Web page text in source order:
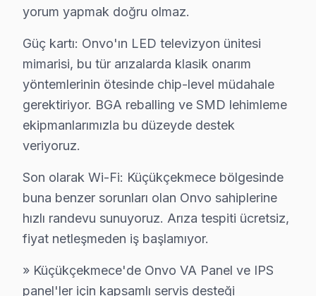
Onvo TV İçin Küçükçekmece'deki Hizmet
Onvo ekran'niz için Küçükçekmece'de profesyonel
Görüntü Arızaları: Onvo'ın VA Panel ve IPS
Elektronik Kart Servisi: Güç kaynağı kapasitör
Yazılım Müdahalesi: LED televizyon ünitesi
LED ve Aydınlatma: Backlight şerit tamiri veya
Küçükçekmece'de Onvo TV Tamir Maliyetleri
Küçükçekmece'de Onvo akıllı TV tamiri
Teşhis ücretsiz. Cihazınızı inceledikten sonra arıza
Fiyatlar neye göre değişir: Arıza tipi, ekran boyutu ve
yorum yapmak doğru olmaz.
Güç kartı: Onvo'ın LED televizyon ünitesi
mimarisi, bu tür arızalarda klasik onarım
yöntemlerinin ötesinde chip-level müdahale
gerektiriyor. BGA reballing ve SMD lehimleme
ekipmanlarımızla bu düzeyde destek
veriyoruz.
Son olarak Wi-Fi: Küçükçekmece bölgesinde
buna benzer sorunları olan Onvo sahiplerine
hızlı randevu sunuyoruz. Arıza tespiti ücretsiz,
fiyat netleşmeden iş başlamıyor.
» Küçükçekmece'de Onvo VA Panel ve IPS
panel'ler için kapsamlı servis desteği